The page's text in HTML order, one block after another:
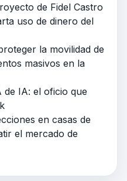
de Fidel Castro
uso de dinero del
la movilidad de
masivos en la
de IA: el oficio que
en casas de
el mercado de